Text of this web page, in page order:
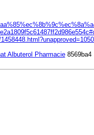
Albuterol Pharmacie8569ba4